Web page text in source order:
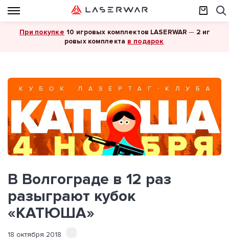
При покупке 10 игровых комплектов LASERWAR — 2 иг
ровых комплекта в подарок
В Волгограде в 12 раз
разыграют кубок
«КАТЮША»
18 октября 2018